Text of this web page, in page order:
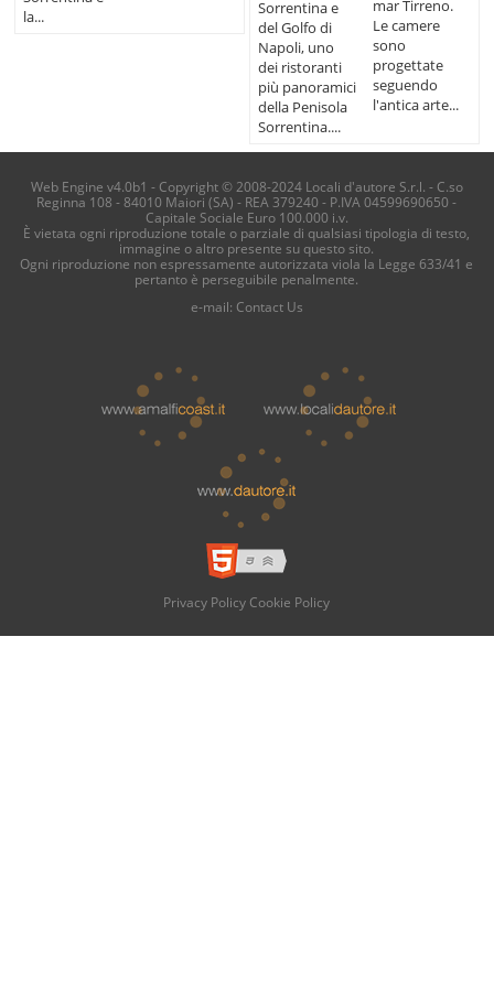
la...
Sorrentina e
del Golfo di
Napoli, uno
dei ristoranti
più panoramici
della Penisola
Sorrentina....
mar Tirreno.
Le camere
sono
progettate
seguendo
l'antica arte...
Web Engine v4.0b1 - Copyright © 2008-2024 Locali d'autore S.r.l. - C.so
Reginna 108 - 84010 Maiori (SA) - REA 379240 - P.IVA 04599690650 -
Capitale Sociale Euro 100.000 i.v.
È vietata ogni riproduzione totale o parziale di qualsiasi tipologia di testo,
immagine o altro presente su questo sito.
Ogni riproduzione non espressamente autorizzata viola la Legge 633/41 e
pertanto è perseguibile penalmente.
e-mail: Contact Us
Privacy Policy Cookie Policy